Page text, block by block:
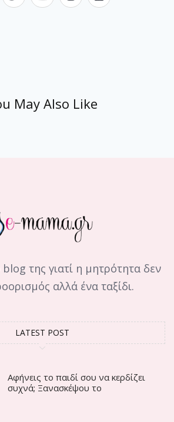
May Also Like
της γιατί η μητρότητα δεν
αλλά ένα ταξίδι.
LATEST POST
Αφήνεις το παιδί σου να κερδίζει
συχνά; Ξανασκέψου το